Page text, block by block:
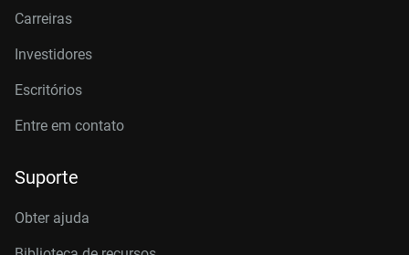
Carreiras
Investidores
Escritórios
Entre em contato
Suporte
Obter ajuda